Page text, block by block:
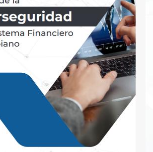
hogares en condiciones de
y más de 1 millón de unidades
que requerirían transformaciones
estándares de calidad adecuados.
claramente un desafío de política
que todos debemos seguir